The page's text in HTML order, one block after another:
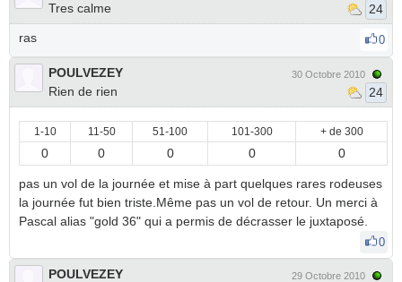
Tres calme
24
ras
0
POULVEZEY
Rien de rien
30 Octobre 2010
24
1-10 11-50 51-100 101-300 + de 300
0 0 0 0 0
pas un vol de la journée et mise à part quelques rares rodeuses
la journée fut bien triste.Même pas un vol de retour. Un merci à
Pascal alias "gold 36" qui a permis de décrasser le juxtaposé.
0
POULVEZEY
29 Octobre 2010